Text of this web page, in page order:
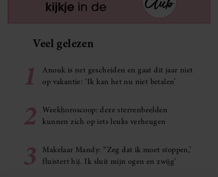
Veel gelezen
1
Anouk is net gescheiden en gaat dit jaar niet
op vakantie: ‘Ik kan het nu niet betalen’
2
Weekhoroscoop: deze sterrenbeelden
kunnen zich op iets leuks verheugen
3
Makelaar Mandy: ‘‘Zeg dat ik moet stoppen,’
fluistert hij. Ik sluit mijn ogen en zwijg’